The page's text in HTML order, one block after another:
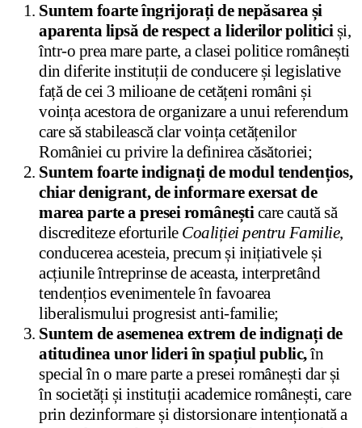
Suntem foarte îngrijorați de nepăsarea și
aparenta lipsă de respect a liderilor politiciși,
într-o prea mare parte, a clasei politice românești
din diferite instituții de conducere și legislative
față de cei 3 milioane de cetățeni români și
voința acestora de organizare a unui referendum
care să stabilească clar voința cetățenilor
României cu privire la definirea căsătoriei;
Suntem foarte indignați de modul tendențios,
chiar denigrant, de informare exersat de
marea parte a presei româneșticare caută să
discrediteze eforturile Coaliției pentru Familie,
conducerea acesteia, precum și inițiativele și
acțiunile întreprinse de aceasta, interpretând
tendențios evenimentele în favoarea
liberalismului progresist anti-familie;
Suntem de asemenea extrem de indignați de
atitudinea unor lideri în spațiul public,în
special în o mare parte a presei românești dar și
în societăți și instituții academice românești, care
prin dezinformare și distorsionare intenționată a